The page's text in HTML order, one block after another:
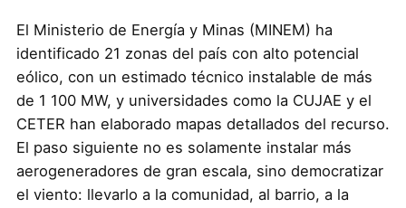
El Ministerio de Energía y Minas (MINEM) ha
identificado 21 zonas del país con alto potencial
eólico, con un estimado técnico instalable de más
de 1 100 MW, y universidades como la CUJAE y el
CETER han elaborado mapas detallados del recurso.
El paso siguiente no es solamente instalar más
aerogeneradores de gran escala, sino democratizar
el viento: llevarlo a la comunidad, al barrio, a la